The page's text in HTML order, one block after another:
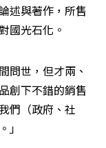
述與著作，所售
國光石化。
問世，但才兩、
創下不錯的銷售
們（政府、社
」